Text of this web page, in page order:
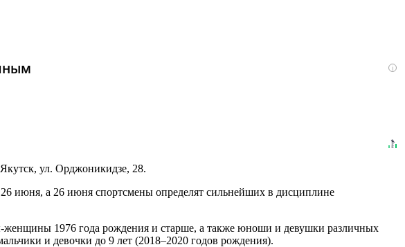
i
ул. Орджоникидзе, 28.
июня, а 26 июня спортсмены определят сильнейших в дисциплине
1976 года рождения и старше, а также юноши и девушки различных
и девочки до 9 лет (2018–2020 годов рождения).